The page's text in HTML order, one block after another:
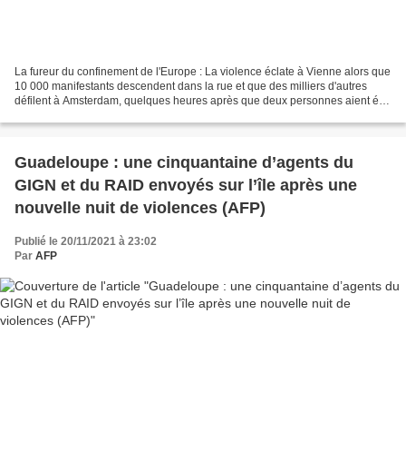
La fureur du confinement de l'Europe : La violence éclate à Vienne alors que
10 000 manifestants descendent dans la rue et que des milliers d'autres
défilent à Amsterdam, quelques heures après que deux personnes aient été
Guadeloupe : une cinquantaine d’agents du
GIGN et du RAID envoyés sur l’île après une
nouvelle nuit de violences (AFP)
Publié le 20/11/2021 à 23:02
Par AFP